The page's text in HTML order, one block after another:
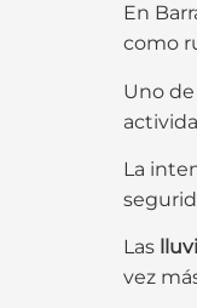
En
como
Uno
La
Las
vez